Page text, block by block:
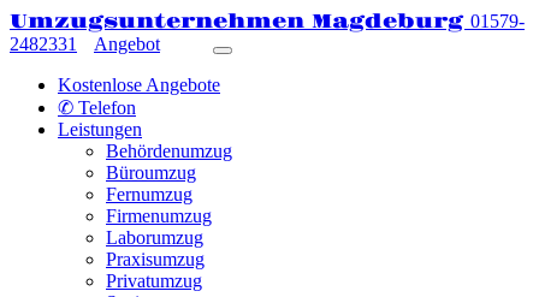
Umzugsunternehmen Magdeburg 01579-
2482331
Angebot
Kostenlose Angebote
✆ Telefon
Leistungen
Behördenumzug
Büroumzug
Fernumzug
Firmenumzug
Laborumzug
Praxisumzug
Privatumzug